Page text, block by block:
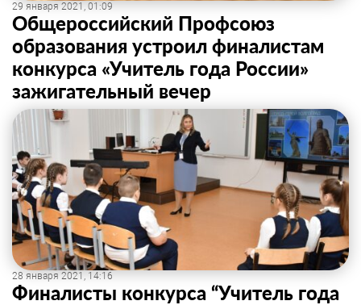
29 января 2021, 01:09
Общероссийский Профсоюз
образования устроил финалистам
конкурса «Учитель года России»
зажигательный вечер
28 января 2021, 14:16
Финалисты конкурса “Учитель года